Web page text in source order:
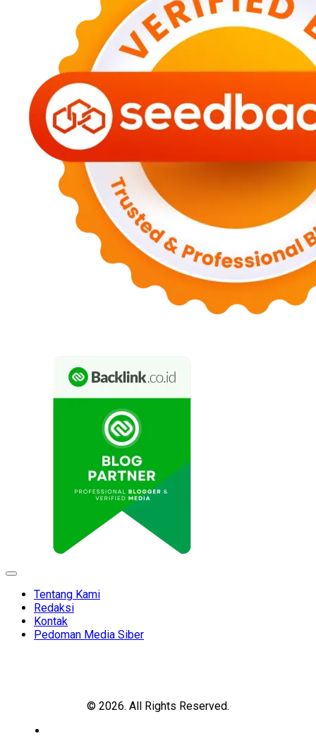
Expand
Tentang Kami
Redaksi
Kontak
Pedoman Media Siber
© 2026. All Rights Reserved.